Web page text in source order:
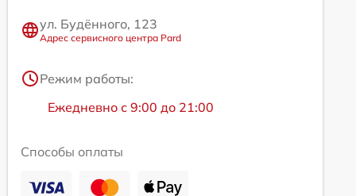
ул. Будённого, 123
Адрес сервисного центра Pard
Режим работы:
Ежедневно с 9:00 до 21:00
Способы оплаты